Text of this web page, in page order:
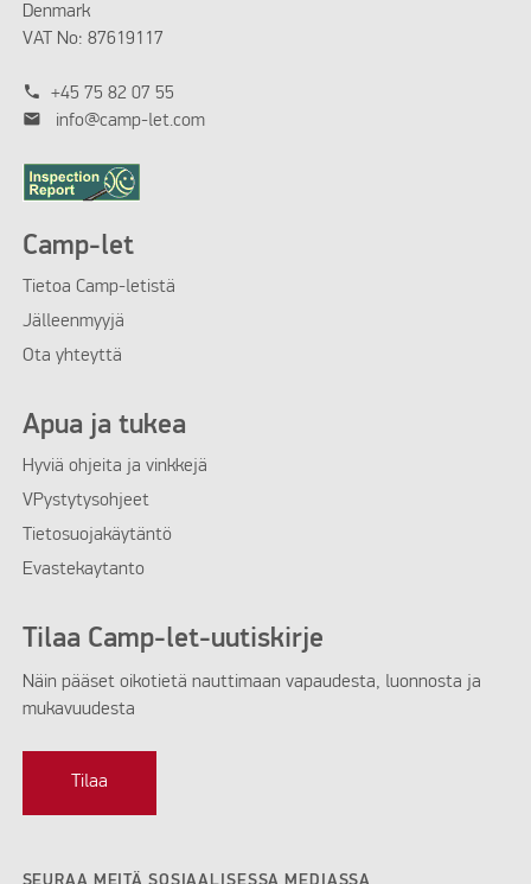
Denmark
VAT No: 87619117
phone +45 75 82 07 55
mail info@camp-let.com
Camp-let
Tietoa Camp-letistä
Jälleenmyyjä
Ota yhteyttä
Apua ja tukea
Hyviä ohjeita ja vinkkejä
VPystytysohjeet
Tietosuojakäytäntö
Evastekaytanto
Tilaa Camp-let-uutiskirje
Näin pääset oikotietä nauttimaan vapaudesta, luonnosta ja
mukavuudesta
Tilaa
SEURAA MEITÄ SOSIAALISESSA MEDIASSA